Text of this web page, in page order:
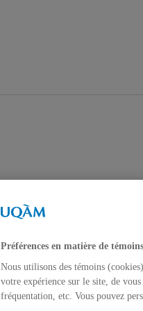
Préférences en matière de témoins
Nous utilisons des témoins
votre expérience sur le site, de
fréquentation, etc. Vous pouvez